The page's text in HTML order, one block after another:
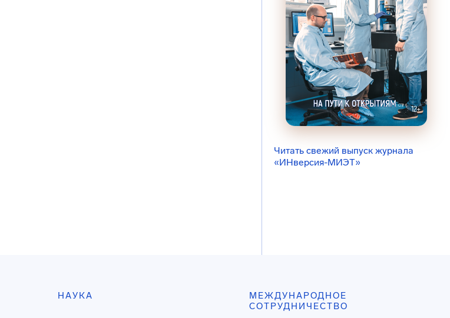
Читать свежий выпуск журнала
«ИНверсия-МИЭТ»
НАУКА
МЕЖДУНАРОДНОЕ
СОТРУДНИЧЕСТВО